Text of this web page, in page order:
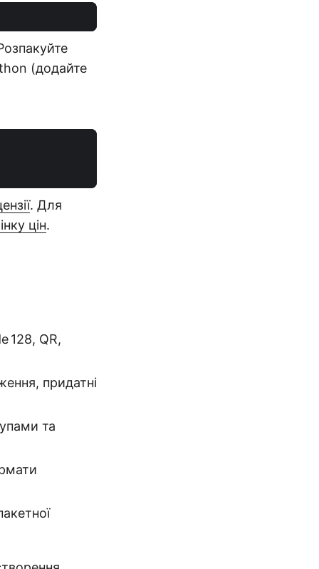
(додайте
. Для
цін.
128, QR,
придатні
та